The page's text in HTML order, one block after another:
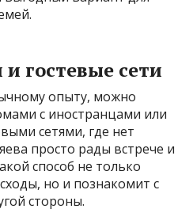
гостевые сети
опыту, можно
с иностранцами или
сетями, где нет
просто рады встрече и
способ не только
но и познакомит с
стороны.